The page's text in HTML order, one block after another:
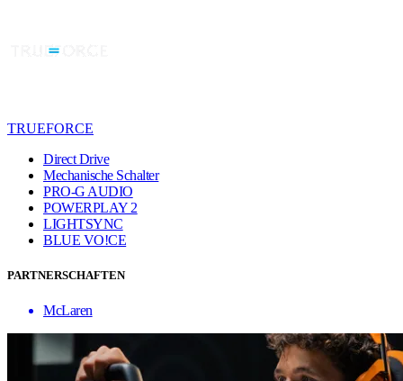
TRUEFORCE
Direct Drive
Mechanische Schalter
PRO-G AUDIO
POWERPLAY 2
LIGHTSYNC
BLUE VO!CE
PARTNERSCHAFTEN
McLaren